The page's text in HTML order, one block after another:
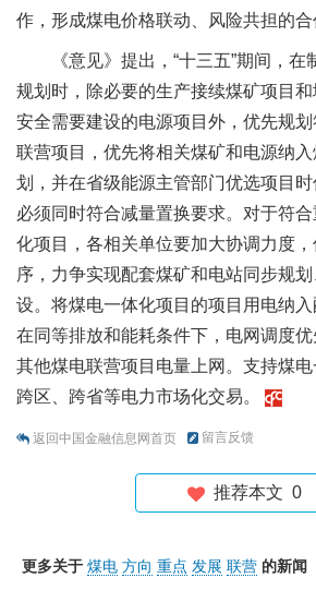
作，形成煤电价格联动、风险共担的合
《意见》提出，“十三五”期间，
规划时，除必要的生产接续煤矿项目
安全需要建设的电源项目外，优先规
联营项目，优先将相关煤矿和电源纳
划，并在省级能源主管部门优选项目
必须同时符合减量置换要求。对于符
化项目，各相关单位要加大协调力度
序，力争实现配套煤矿和电站同步规
设。将煤电一体化项目的项目用电纳入
在同等排放和能耗条件下，电网调度
其他煤电联营项目电量上网。支持煤
跨区、跨省等电力市场化交易。
返回中国金融信息网首页 留言反馈
推荐本文 0
更多关于 煤电 方向 重点 发展 联营 的新闻